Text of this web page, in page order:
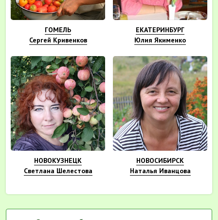
ГОМЕЛЬ
Сергей Кривенков
ЕКАТЕРИНБУРГ
Юлия Якименко
НОВОКУЗНЕЦК
Светлана Шелестова
НОВОСИБИРСК
Наталья Иванцова